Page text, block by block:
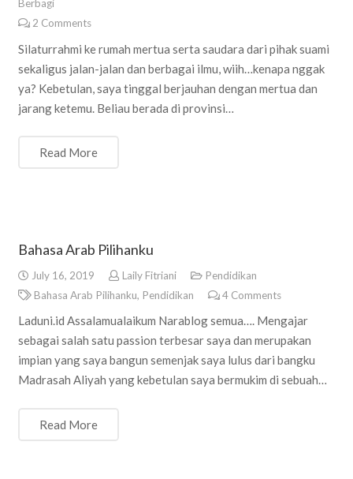
Berbagi
2 Comments
Silaturrahmi ke rumah mertua serta saudara dari pihak suami
sekaligus jalan-jalan dan berbagai ilmu, wiih…kenapa nggak
ya? Kebetulan, saya tinggal berjauhan dengan mertua dan
jarang ketemu. Beliau berada di provinsi…
Read More
Bahasa Arab Pilihanku
July 16, 2019 Laily Fitriani
Pendidikan
Bahasa Arab Pilihanku, Pendidikan 4 Comments
Laduni.id Assalamualaikum Narablog semua…. Mengajar
sebagai salah satu passion terbesar saya dan merupakan
impian yang saya bangun semenjak saya lulus dari bangku
Madrasah Aliyah yang kebetulan saya bermukim di sebuah…
Read More